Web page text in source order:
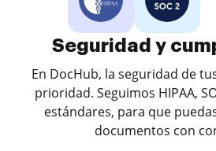
Seguridad y
En DocHub, la seguridad de
prioridad. Seguimos HIPAA,
estándares, para que
documentos con